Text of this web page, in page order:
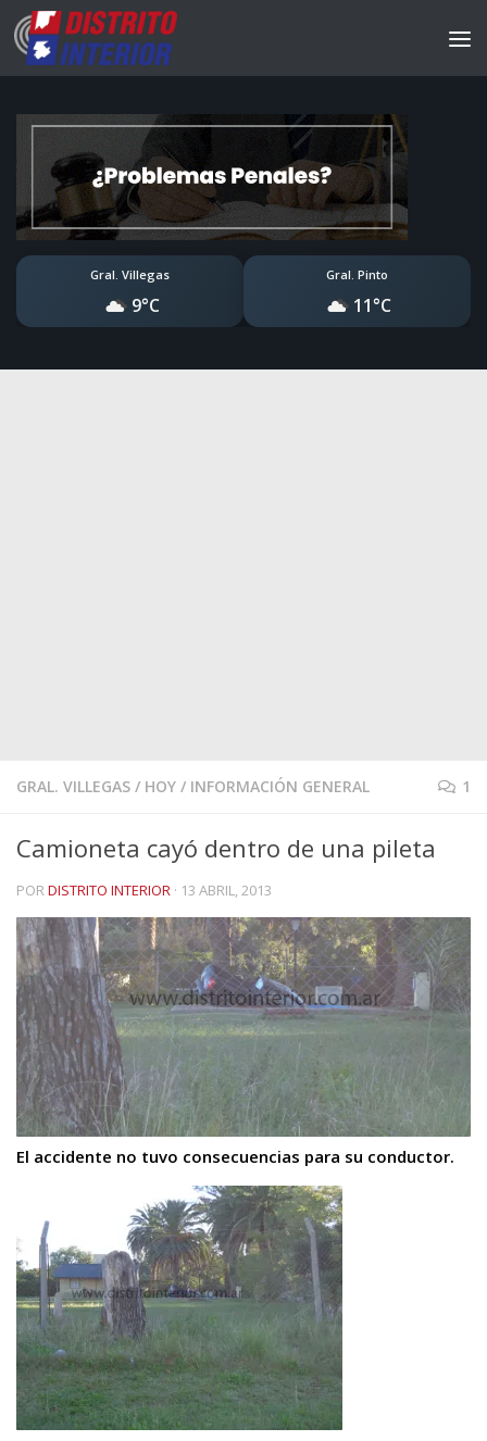
Gral. Villegas
9°C
Gral. Pinto
11°C
GRAL. VILLEGAS / HOY / INFORMACIÓN GENERAL 1
Camioneta cayó dentro de una pileta
PORDISTRITO INTERIOR · 13 ABRIL, 2013
El accidente no tuvo consecuencias para su conductor.